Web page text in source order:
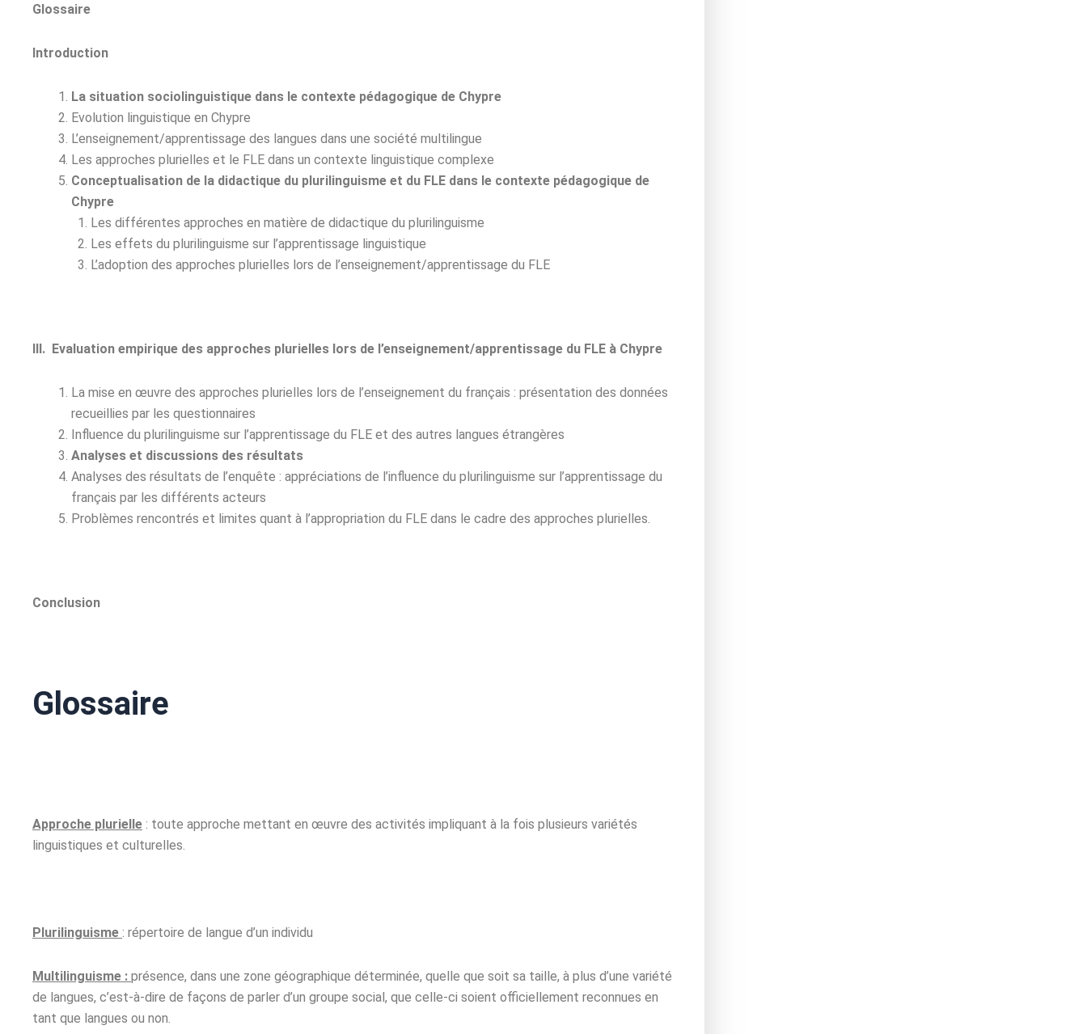
Glossaire
Introduction
La situation sociolinguistique dans le contexte pédagogique de Chypre
Evolution linguistique en Chypre
L’enseignement/apprentissage des langues dans une société multilingue
Les approches plurielles et le FLE dans un contexte linguistique complexe
Conceptualisation de la didactique du plurilinguisme et du FLE dans le contexte pédagogique de
Chypre
Les différentes approches en matière de didactique du plurilinguisme
Les effets du plurilinguisme sur l’apprentissage linguistique
L’adoption des approches plurielles lors de l’enseignement/apprentissage du FLE
III. Evaluation empirique des approches plurielles lors de l’enseignement/apprentissage du FLE à Chypre
La mise en œuvre des approches plurielles lors de l’enseignement du français : présentation des données
recueillies par les questionnaires
Influence du plurilinguisme sur l’apprentissage du FLE et des autres langues étrangères
Analyses et discussions des résultats
Analyses des résultats de l’enquête : appréciations de l’influence du plurilinguisme sur l’apprentissage du
français par les différents acteurs
Problèmes rencontrés et limites quant à l’appropriation du FLE dans le cadre des approches plurielles.
Conclusion
Glossaire
Approche plurielle : toute approche mettant en œuvre des activités impliquant à la fois plusieurs variétés
linguistiques et culturelles.
Plurilinguisme : répertoire de langue d’un individu
Multilinguisme : présence, dans une zone géographique déterminée, quelle que soit sa taille, à plus d’une variété
de langues, c’est-à-dire de façons de parler d’un groupe social, que celle-ci soient officiellement reconnues en
tant que langues ou non.